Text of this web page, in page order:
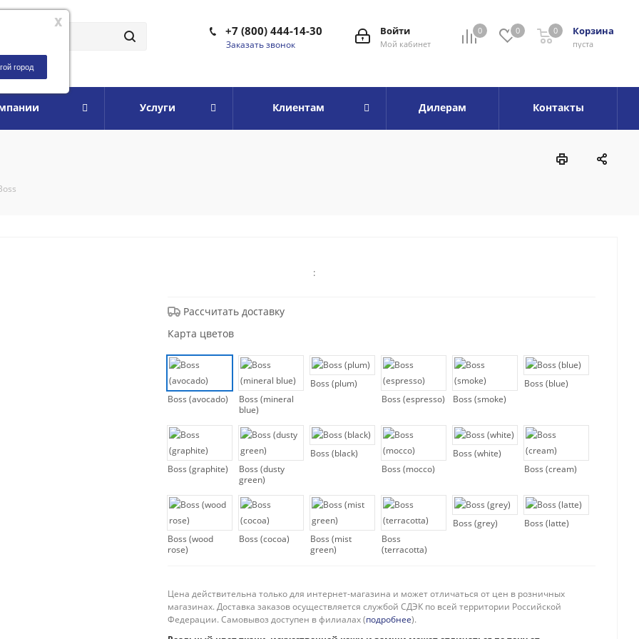
0 0 Корзина
пуста
0
Войти
Мой кабинет
+7 (800) 444-14-30
Заказать звонок
Услуги Клиентам Дилерам Контакты
x
город
:
Рассчитать доставку
Карта цветов
Boss (avocado)
Boss (mineral
blue)
Boss (plum)
Boss (espresso)
Boss (smoke)
Boss (blue)
Boss (graphite)
Boss (dusty
green)
Boss (black)
Boss (mocco)
Boss (white)
Boss (cream)
Boss (wood
rose)
Boss (cocoa)
Boss (mist
green)
Boss
(terracotta)
Boss (grey) Boss (latte)
Цена действительна только для интернет-магазина и может отличаться от цен в розничных
магазинах. Доставка заказов осуществляется службой СДЭК по всей территории Российской
Федерации. Самовывоз доступен в филиалах (подробнее).